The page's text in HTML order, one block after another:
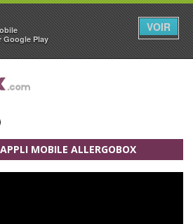
Google Play
VOIR
MOBILE ALLERGOBOX